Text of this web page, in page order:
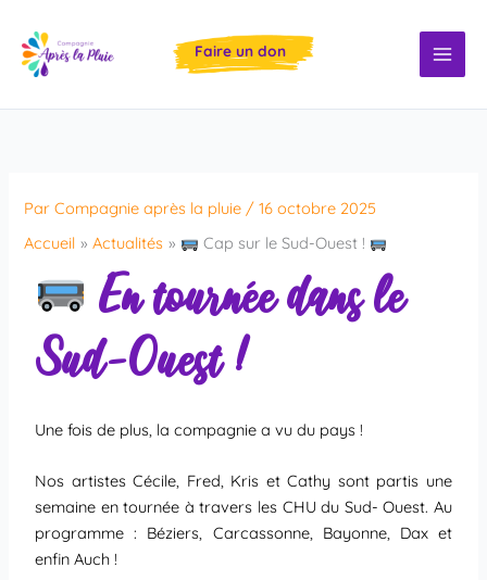
contenu
Faire un don
ParCompagnie après la pluie /16 octobre 2025
Accueil
Actualités Cap sur le Sud-Ouest !
En tournée dans le
Sud-Ouest !
Une fois de plus, la compagnie a vu du pays !
Nos artistes Cécile, Fred, Kris et Cathy sont partis une
semaine en tournée à travers les CHU du Sud- Ouest. Au
programme : Béziers, Carcassonne, Bayonne, Dax et
enfin Auch !